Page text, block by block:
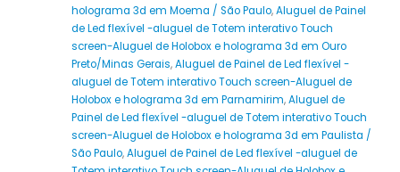
holograma 3d em Moema / São Paulo,Aluguel de Painel
de Led flexível -aluguel de Totem interativo Touch
screen-Aluguel de Holobox e holograma 3d em Ouro
Preto/Minas Gerais,Aluguel de Painel de Led flexível -
aluguel de Totem interativo Touch screen-Aluguel de
Holobox e holograma 3d em Parnamirim,Aluguel de
Painel de Led flexível -aluguel de Totem interativo Touch
screen-Aluguel de Holobox e holograma 3d em Paulista /
São Paulo,Aluguel de Painel de Led flexível -aluguel de